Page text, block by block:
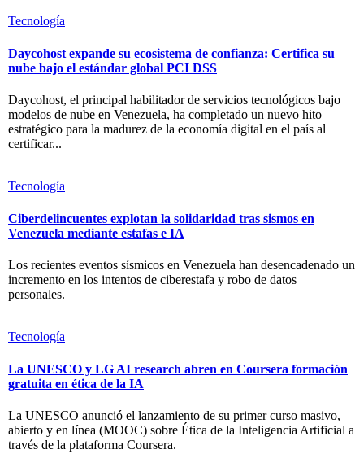
Tecnología
Daycohost expande su ecosistema de confianza: Certifica su
nube bajo el estándar global PCI DSS
Daycohost, el principal habilitador de servicios tecnológicos bajo
modelos de nube en Venezuela, ha completado un nuevo hito
estratégico para la madurez de la economía digital en el país al
certificar...
Tecnología
Ciberdelincuentes explotan la solidaridad tras sismos en
Venezuela mediante estafas e IA
Los recientes eventos sísmicos en Venezuela han desencadenado un
incremento en los intentos de ciberestafa y robo de datos
personales.
Tecnología
La UNESCO y LG AI research abren en Coursera formación
gratuita en ética de la IA
La UNESCO anunció el lanzamiento de su primer curso masivo,
abierto y en línea (MOOC) sobre Ética de la Inteligencia Artificial a
través de la plataforma Coursera.